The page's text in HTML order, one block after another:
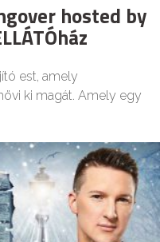
hosted by
est, amely
ki magát. Amely egy